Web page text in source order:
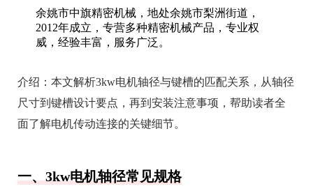
余姚市中旗精密机械，地处余姚市梨洲街道，
2012年成立，专营多种精密机械产品，专业权
威，经验丰富，服务广泛。
介绍： 本文解析3kw电机轴径与键槽的匹配关系，从轴径
尺寸到键槽设计要点，再到安装注意事项，帮助读者全
面了解电机传动连接的关键细节。
一、3kw电机轴径常见规格